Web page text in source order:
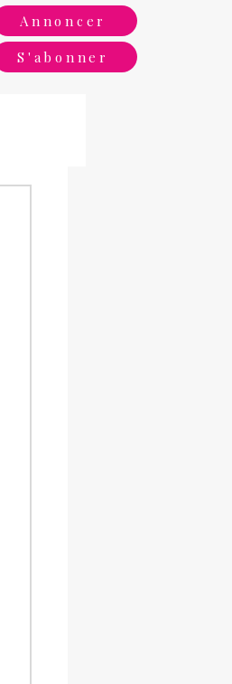
Annoncer
S'abonner